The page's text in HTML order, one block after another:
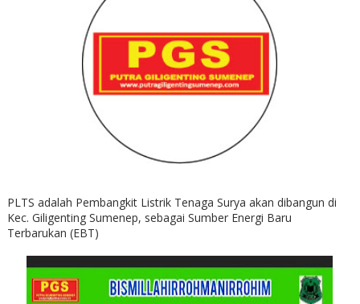
PLTS adalah Pembangkit Listrik Tenaga Surya akan dibangun di
Kec. Giligenting Sumenep, sebagai Sumber Energi Baru
Terbarukan (EBT)